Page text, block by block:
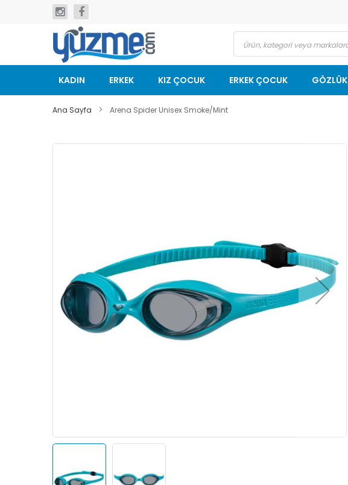
geç
KADIN ERKEK KIZ ÇOCUK ERKEK ÇOCUK GÖZLÜK
Ana Sayfa Arena Spider Unisex Smoke/Mint
Resim